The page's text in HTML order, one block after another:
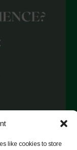
like cookies to store